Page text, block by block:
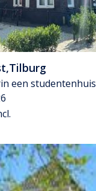
,Tilburg
in een studentenhuis